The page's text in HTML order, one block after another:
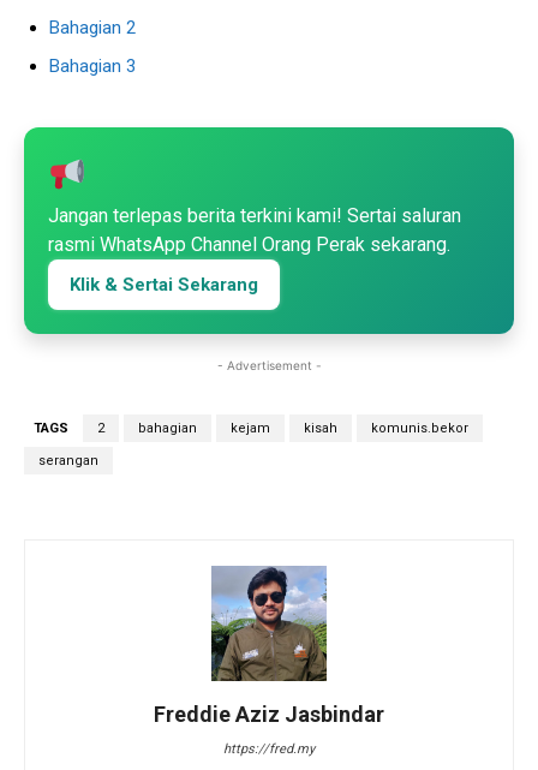
Bahagian 2
Bahagian 3
Jangan terlepas berita terkini kami! Sertai saluran
rasmi WhatsApp Channel Orang Perak sekarang.
Klik & Sertai Sekarang
- Advertisement -
TAGS 2 bahagian kejam kisah komunis.bekor
serangan
Freddie Aziz Jasbindar
https://fred.my